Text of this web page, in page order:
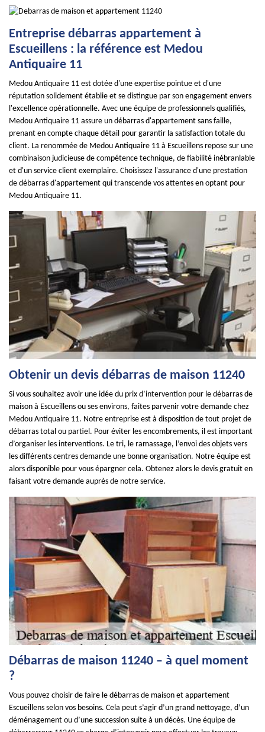
Entreprise débarras appartement à
Escueillens : la référence est Medou
Antiquaire 11
Medou Antiquaire 11 est dotée d'une expertise pointue et d'une
réputation solidement établie et se distingue par son engagement envers
l'excellence opérationnelle. Avec une équipe de professionnels qualifiés,
Medou Antiquaire 11 assure un débarras d'appartement sans faille,
prenant en compte chaque détail pour garantir la satisfaction totale du
client. La renommée de Medou Antiquaire 11 à Escueillens repose sur une
combinaison judicieuse de compétence technique, de fiabilité inébranlable
et d'un service client exemplaire. Choisissez l'assurance d'une prestation
de débarras d'appartement qui transcende vos attentes en optant pour
Medou Antiquaire 11.
Obtenir un devis débarras de maison 11240
Si vous souhaitez avoir une idée du prix d’intervention pour le débarras de
maison à Escueillens ou ses environs, faites parvenir votre demande chez
Medou Antiquaire 11. Notre entreprise est à disposition de tout projet de
débarras total ou partiel. Pour éviter les encombrements, il est important
d’organiser les interventions. Le tri, le ramassage, l’envoi des objets vers
les différents centres demande une bonne organisation. Notre équipe est
alors disponible pour vous épargner cela. Obtenez alors le devis gratuit en
faisant votre demande auprès de notre service.
Débarras de maison 11240 – à quel moment
?
Vous pouvez choisir de faire le débarras de maison et appartement
Escueillens selon vos besoins. Cela peut s’agir d’un grand nettoyage, d’un
déménagement ou d’une succession suite à un décès. Une équipe de